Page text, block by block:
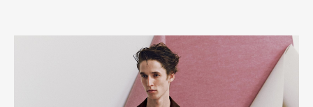
Pen Membership
Magazine
Official Columnist
Contact